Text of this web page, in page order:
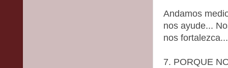
Andamos
nos ayude...
nos
7. PORQUE